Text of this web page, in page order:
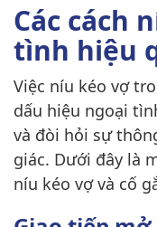
Các cách
tình hiệu
Việc níu kéo vợ
dấu hiệu ngoại
và đòi hỏi sự
giác. Dưới đây là
níu kéo vợ và cố